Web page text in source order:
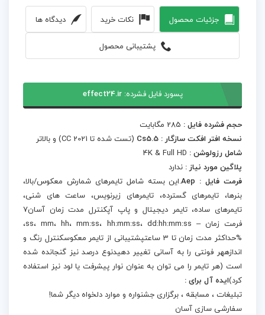
جزئیات محصول نکات خرید دیدگاه ها
پشتیبانی محصول
پسورد فایل فشرده:effect24.ir
حجم فشرده فایل :
نسخه افتر افکت سازگار : Cs5.5
(تست شده تا CC 2021) و بالاتر
شامل رزولوشن : 4K & Full HD
پلاگین مورد نیاز : ندارد
فرمت فایل : Aep
.این بسته شامل تایمرهای شمارش معکوس/بالا،
بنرها، تایمرهای گسترده، تایمرهای زیرنویس، ساعت های شنی،
تایمرهای ساده، تایمر دیجیتال و پاپ آپکنترل مدت زمان آسان7
فرمت زمان – ss، mm، hh، mm:ss، hh:mm:ss، dd:hh:mm:ss،
%حداکثر مدت زمان تا 3 ساعتپشتیبانی از تایمر معکوسکنترل رنگ و
اندازههر فونتی را به آسانی تغییر دهیدنوع درصد نیز گنجانده شده
است (هر تایمر را می توان به عنوان نوار پیشرفت یا لود نیز استفاده
کرد)ایده آل برای :
تبلیغات ، مسابقه ، برگزاری جشنواره و موارد دلخواه دیگر شما!
سفارشی سازی آسان